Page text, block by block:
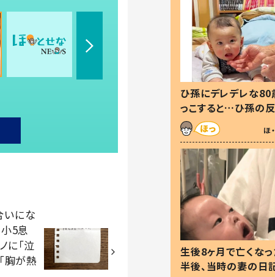
いにな
小5息
に「泣
胸が熱
ひ孫にデレデレな80
っこすると…ひ孫の
した」「可愛くて仕方な
ほ
生後8ヶ月で亡くな
半後、当時の妻の日